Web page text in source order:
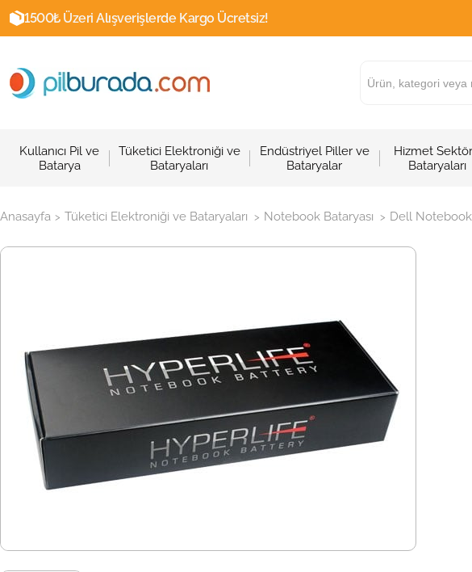
1500₺ Üzeri Alışverişlerde Kargo Ücretsiz!
Kullanıcı Pil ve
Batarya
Tüketici Elektroniği ve
Bataryaları
Endüstriyel Piller ve
Bataryalar
Hizmet
Bataryaları
Anasayfa > Tüketici Elektroniği ve Bataryaları > Notebook Bataryası > Dell Notebook